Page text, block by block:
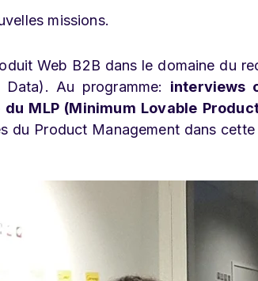
missions.
Web B2B dans le domaine du
Au programme: interviews
MLP (Minimum Lovable
du Product Management dans